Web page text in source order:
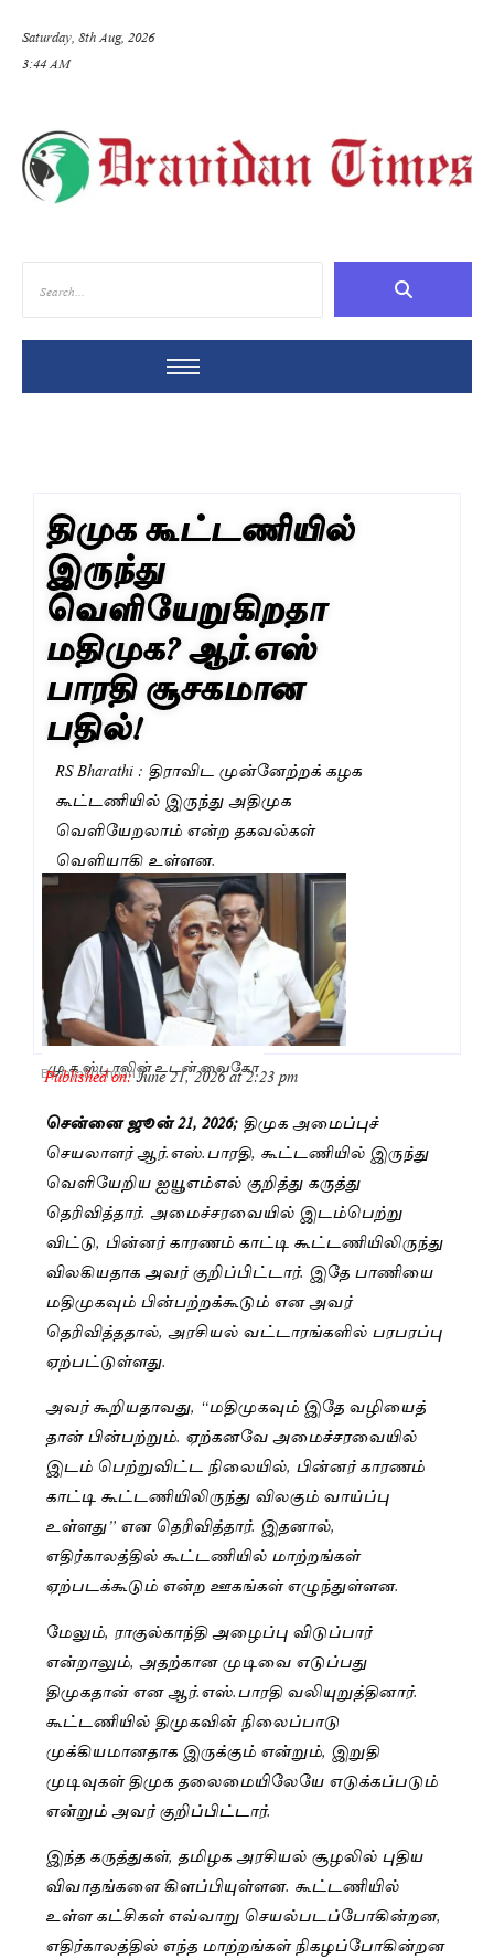
Saturday, 8th Aug, 2026
3:44 AM
திமுக கூட்டணியில்
இருந்து
வெளியேறுகிறதா
மதிமுக? ஆர்.எஸ்
பாரதி சூசகமான
பதில்!
RS Bharathi : திராவிட முன்னேற்றக் கழக
கூட்டணியில் இருந்து அதிமுக
வெளியேறலாம் என்ற தகவல்கள்
வெளியாகி உள்ளன.
மு க ஸ்டாலின் உடன் வைகோ
ByJayakrishnan R
Published on:June 21, 2026 at 2:23 pm
சென்னை ஜூன் 21, 2026; திமுக அமைப்புச்
செயலாளர் ஆர்.எஸ்.பாரதி, கூட்டணியில் இருந்து
வெளியேறிய ஐயூஎம்எல் குறித்து கருத்து
தெரிவித்தார். அமைச்சரவையில் இடம்பெற்று
விட்டு, பின்னர் காரணம் காட்டி கூட்டணியிலிருந்து
விலகியதாக அவர் குறிப்பிட்டார். இதே பாணியை
மதிமுகவும் பின்பற்றக்கூடும் என அவர்
தெரிவித்ததால், அரசியல் வட்டாரங்களில் பரபரப்பு
ஏற்பட்டுள்ளது.
அவர் கூறியதாவது, “மதிமுகவும் இதே வழியைத்
தான் பின்பற்றும். ஏற்கனவே அமைச்சரவையில்
இடம் பெற்றுவிட்ட நிலையில், பின்னர் காரணம்
காட்டி கூட்டணியிலிருந்து விலகும் வாய்ப்பு
உள்ளது” என தெரிவித்தார். இதனால்,
எதிர்காலத்தில் கூட்டணியில் மாற்றங்கள்
ஏற்படக்கூடும் என்ற ஊகங்கள் எழுந்துள்ளன.
மேலும், ராகுல்காந்தி அழைப்பு விடுப்பார்
என்றாலும், அதற்கான முடிவை எடுப்பது
திமுகதான் என ஆர்.எஸ்.பாரதி வலியுறுத்தினார்.
கூட்டணியில் திமுகவின் நிலைப்பாடு
முக்கியமானதாக இருக்கும் என்றும், இறுதி
முடிவுகள் திமுக தலைமையிலேயே எடுக்கப்படும்
என்றும் அவர் குறிப்பிட்டார்.
இந்த கருத்துகள், தமிழக அரசியல் சூழலில் புதிய
விவாதங்களை கிளப்பியுள்ளன. கூட்டணியில்
உள்ள கட்சிகள் எவ்வாறு செயல்படப்போகின்றன,
எதிர்காலத்தில் எந்த மாற்றங்கள் நிகழப்போகின்றன